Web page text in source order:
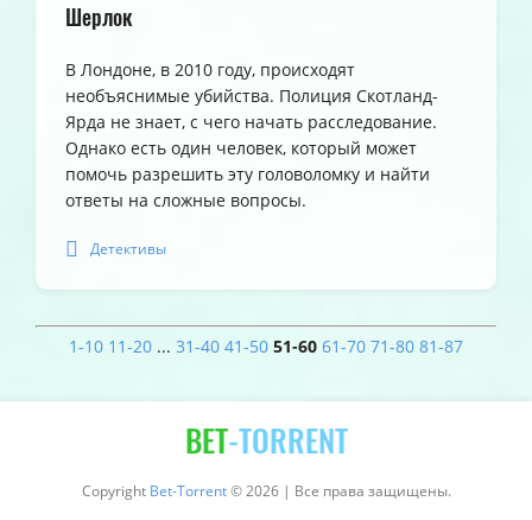
Шерлок
В Лондоне, в 2010 году, происходят
необъяснимые убийства. Полиция Скотланд-
Ярда не знает, с чего начать расследование.
Однако есть один человек, который может
помочь разрешить эту головоломку и найти
ответы на сложные вопросы.
Детективы
1-10 11-20 ... 31-40 41-50 51-60 61-70 71-80 81-87
BET-TORRENT
Copyright Bet-Torrent© 2026 | Все права защищены.